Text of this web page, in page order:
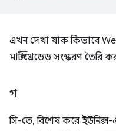
এখন দেখা যাক কিভাবে
মাল্টিথ্রেডেড সংস্করণ তৈরি
গ
সি-তে, বিশেষ করে